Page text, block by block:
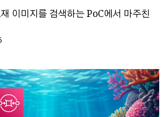
이미지를 검색하는 PoC에서 마주친